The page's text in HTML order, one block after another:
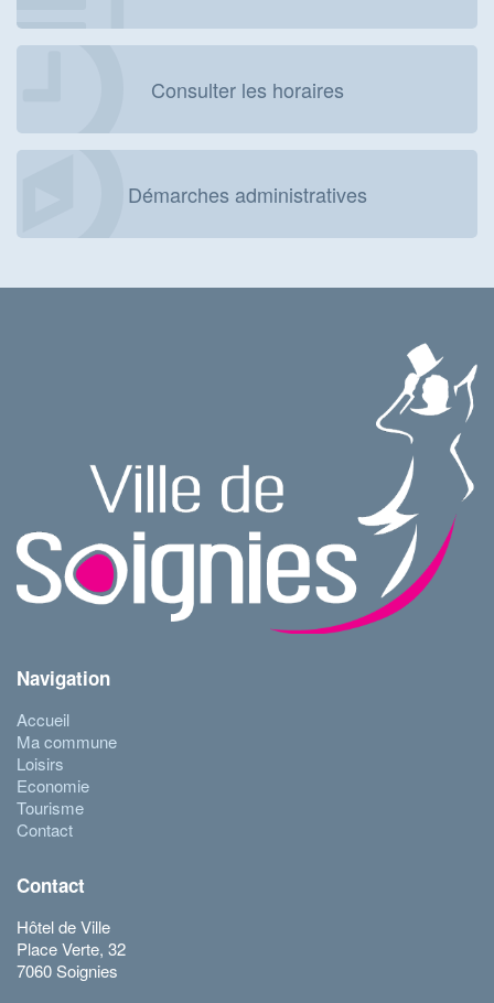
Consulter les horaires
Démarches administratives
Navigation
Accueil
Ma commune
Loisirs
Economie
Tourisme
Contact
Contact
Hôtel de Ville
Place Verte, 32
7060 Soignies